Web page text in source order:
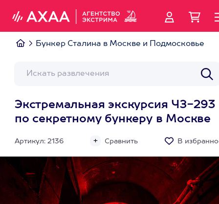
Бункер Сталина в Москве и Подмосковье
Экстремальная экскурсия ЧЗ-293
по секретному бункеру в Москве
Артикул: 2136 Сравнить В